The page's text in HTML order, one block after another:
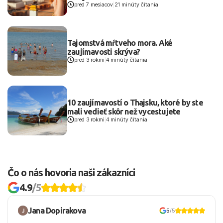
pred 7 mesiacov 21 minúty čítania
Tajomstvá mŕtveho mora. Aké
zaujímavosti skrýva?
pred 3 rokmi 4 minúty čítania
10 zaujímavostí o Thajsku, ktoré by ste
mali vedieť skôr než vycestujete
pred 3 rokmi 4 minúty čítania
Čo o nás hovoria naši zákazníci
4.9/5
Jana Dopirakova 5/5